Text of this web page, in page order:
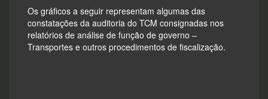
Os gráficos a seguir representam algumas das
constatações da auditoria do TCM consignadas nos
relatórios de análise de função de governo –
Transportes e outros procedimentos de fiscalização.